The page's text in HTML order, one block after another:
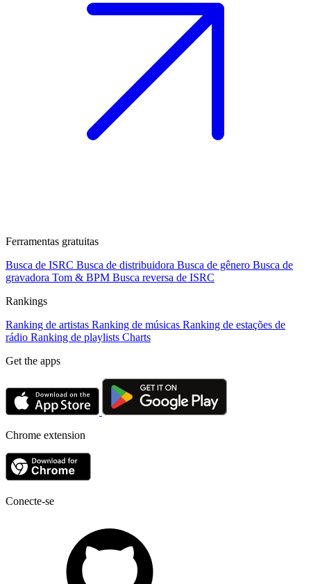
Ferramentas gratuitas
Busca de ISRC Busca de distribuidora Busca de gênero Busca de
gravadora Tom & BPM Busca reversa de ISRC
Rankings
Ranking de artistas Ranking de músicas Ranking de estações de
rádio Ranking de playlists Charts
Get the apps
Chrome extension
Conecte-se